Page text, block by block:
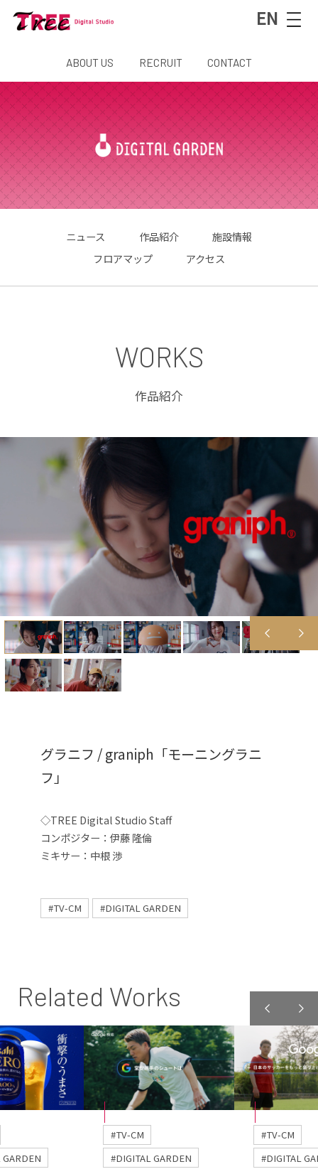
EN
ABOUT US RECRUIT CONTACT
ニュース 作品紹介
施設情報
フロアマップ
アクセス
WORKS
作品紹介
グラニフ / graniph「モーニングラニ
フ」
◇TREE Digital Studio Staff
コンポジター：伊藤 隆倫
ミキサー：中根 渉
#TV-CM #DIGITAL GARDEN
Related Works
#TV-CM
#DIGITAL GARDEN
#TV-CM
#DIGITAL